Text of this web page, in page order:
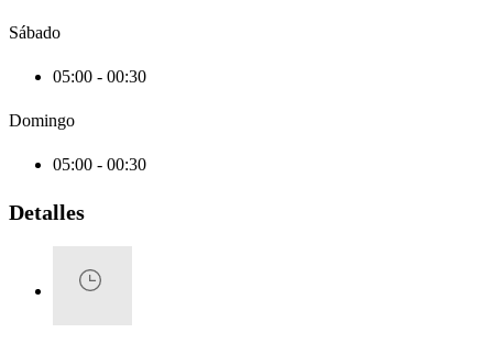
Sábado
05:00 - 00:30
Domingo
05:00 - 00:30
Detalles